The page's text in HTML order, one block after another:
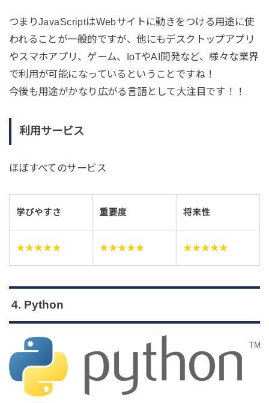
つまりJavaScriptはWebサイトに動きをつける用途に使
われることが一般的ですが、他にもデスクトップアプリ
やスマホアプリ、ゲーム、IoTやAI開発など、様々な業界
で利用が可能になっているということですね！
今後も用途がかなり広がる言語として大注目です！！
利用サービス
ほぼすべてのサービス
学びやすさ 重要度 将来性
★★★★★ ★★★★★ ★★★★★
4. Python